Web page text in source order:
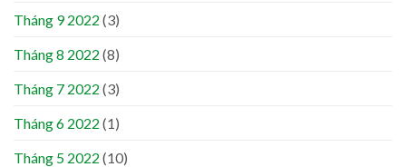
Tháng 9 2022 (3)
Tháng 8 2022 (8)
Tháng 7 2022 (3)
Tháng 6 2022 (1)
Tháng 5 2022 (10)